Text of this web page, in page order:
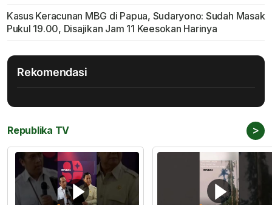
Kasus Keracunan MBG di Papua, Sudaryono: Sudah Masak
Pukul 19.00, Disajikan Jam 11 Keesokan Harinya
Rekomendasi
Republika TV >